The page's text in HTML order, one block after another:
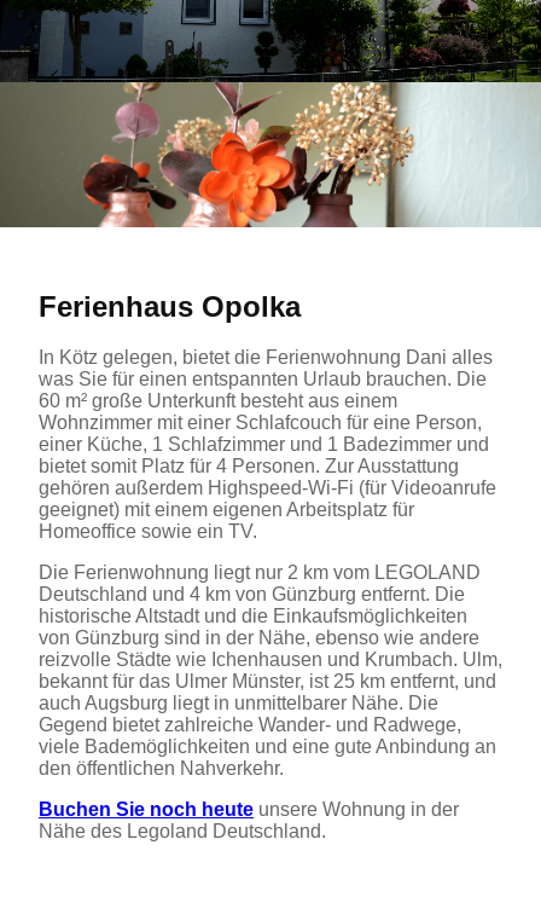
Ferienhaus Opolka
In Kötz gelegen, bietet die Ferienwohnung Dani alles
was Sie für einen entspannten Urlaub brauchen. Die
60 m² große Unterkunft besteht aus einem
Wohnzimmer mit einer Schlafcouch für eine Person,
einer Küche, 1 Schlafzimmer und 1 Badezimmer und
bietet somit Platz für 4 Personen. Zur Ausstattung
gehören außerdem Highspeed-Wi-Fi (für Videoanrufe
geeignet) mit einem eigenen Arbeitsplatz für
Homeoffice sowie ein TV.
Die Ferienwohnung liegt nur 2 km vom LEGOLAND
Deutschland und 4 km von Günzburg entfernt. Die
historische Altstadt und die Einkaufsmöglichkeiten
von Günzburg sind in der Nähe, ebenso wie andere
reizvolle Städte wie Ichenhausen und Krumbach. Ulm,
bekannt für das Ulmer Münster, ist 25 km entfernt, und
auch Augsburg liegt in unmittelbarer Nähe. Die
Gegend bietet zahlreiche Wander- und Radwege,
viele Bademöglichkeiten und eine gute Anbindung an
den öffentlichen Nahverkehr.
Buchen Sie noch heute unsere Wohnung in der
Nähe des Legoland Deutschland.